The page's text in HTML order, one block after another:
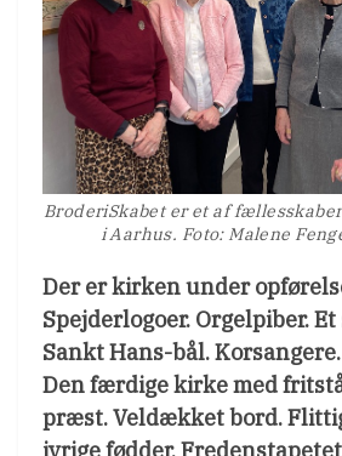
BroderiSkabet er et af
i Aarhus. Foto: Malene
Der er kirken under
Spejderlogoer. Orgelpiber.
Sankt Hans-bål.
Den færdige kirke med
præst. Veldækket bord.